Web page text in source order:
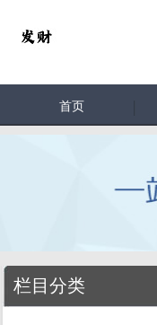
首页
栏目分类